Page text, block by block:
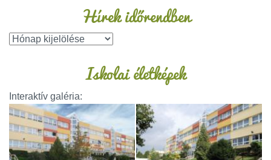
Hírek időrendben
Iskolai életképek
Interaktív galéria: